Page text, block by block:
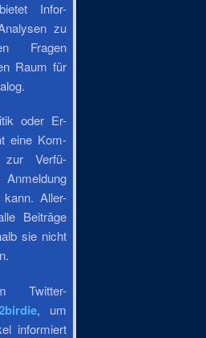
Infor-
zu
Fragen
Raum für
oder Er-
eine Kom-
zur Verfü-
Aller-
Beiträge
sie nicht
Twitter-
, um
informiert